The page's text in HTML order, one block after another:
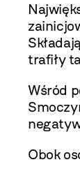
trafiły
Wśród
Obok